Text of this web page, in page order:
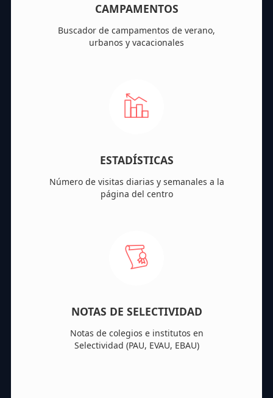
CAMPAMENTOS
Buscador de campamentos de verano,
urbanos y vacacionales
ESTADÍSTICAS
Número de visitas diarias y semanales a la
página del centro
NOTAS DE SELECTIVIDAD
Notas de colegios e institutos en
Selectividad (PAU, EVAU, EBAU)